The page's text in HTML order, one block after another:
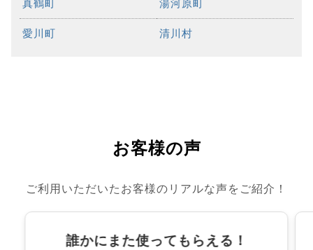
真鶴町 湯河原町
愛川町 清川村
お客様の声
ご利用いただいたお客様のリアルな声をご紹介！
誰かにまた使ってもらえる！